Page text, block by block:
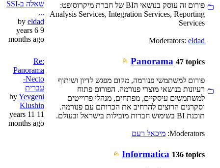
פורום זה עוסק בנושאי הBI של חברת מיקרוסופט:
Analysis Services, Integration Services, Reporting
Services
Moderators: eldad
שאלה ב-SSI
...
by eldad
9 years 6
months ago
Panorama 47 topics
פורום למשתמשי פנורמה, מקום מפגש לדיון ושיתוף
רעיונות בנושאי מוצרי פנורמה. הפורום פתוח
למשתמשים עיסקיים, מפתחים, מנהלי פרוייטים
וסקרנים הרוצים להרחיב את הכרותם עם פנורמה.
תוכנת BI בשימוש חברות מובילות בישראל ובעולם.
Moderators: מיכאל רעם
Re:
Panorama
Necto-
עברית
byYevgeni
Klushin
11 years 11
months ago
Informatica 136 topics